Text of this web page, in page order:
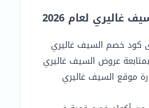
لعام 2026
كود خصم السيف غاليري
يُنصح بمتابعة عروض السيف غاليري
موقع السيف غاليري